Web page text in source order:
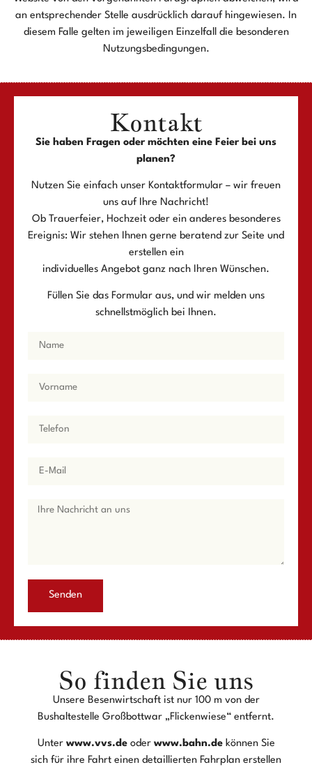
an entsprechender Stelle ausdrücklich darauf hingewiesen. In
diesem Falle gelten im jeweiligen Einzelfall die besonderen
Nutzungsbedingungen.
Kontakt
Sie haben Fragen oder möchten eine Feier bei uns
planen?
Nutzen Sie einfach unser Kontaktformular – wir freuen
uns auf Ihre Nachricht!
Ob Trauerfeier, Hochzeit oder ein anderes besonderes
Ereignis: Wir stehen Ihnen gerne beratend zur Seite und
erstellen ein
individuelles Angebot ganz nach Ihren Wünschen.
Füllen Sie das Formular aus, und wir melden uns
schnellstmöglich bei Ihnen.
Senden
So finden Sie uns​​
Unsere Besenwirtschaft ist nur 100 m von der
Bushaltestelle Großbottwar „Flickenwiese“ entfernt.
Unter www.vvs.deoder www.bahn.dekönnen Sie
sich für ihre Fahrt einen detaillierten Fahrplan erstellen